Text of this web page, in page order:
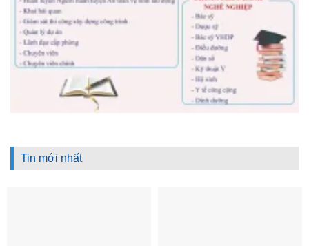
Tin mới nhất